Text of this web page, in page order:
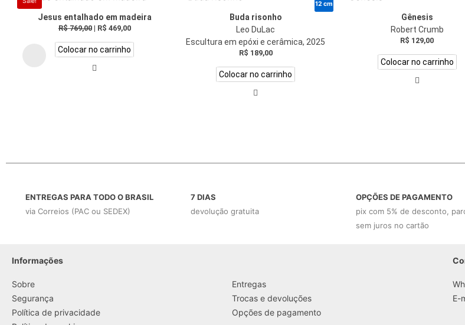
Jesus entalhado em madeira
R$769,00| R$ 469,00
Colocar no carrinho
12 cm
Buda risonho
Leo DuLac
Escultura em epóxi e cerâmica, 2025
R$ 189,00
Colocar no carrinho
Gênesis
Robert Crumb
R$ 129,00
Colocar no carrinho
ENTREGAS PARA TODO O BRASIL
via Correios (PAC ou SEDEX)
7 DIAS
devolução gratuita
OPÇÕES DE PAGAMENTO
pix com 5% de desconto,
sem juros no cartão
Informações
Sobre
Segurança
Política de privacidade
Entregas
Trocas e devoluções
Opções de pagamento
E-